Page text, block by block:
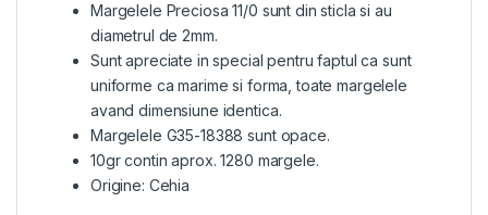
Margelele Preciosa 11/0 sunt din sticla si au
diametrul de 2mm.
Sunt apreciate in special pentru faptul ca sunt
uniforme ca marime si forma, toate margelele
avand dimensiune identica.
Margelele G35-18388 sunt opace.
10gr contin aprox. 1280 margele.
Origine: Cehia